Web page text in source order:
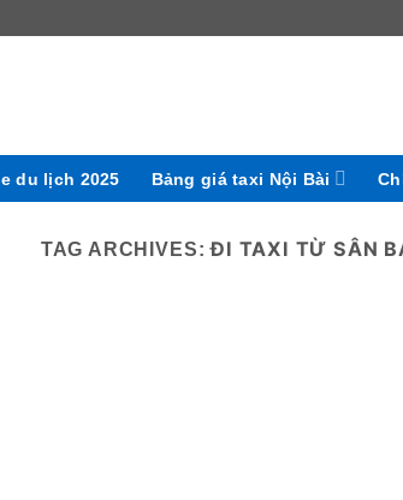
du lịch 2025 Bảng giá taxi Nội Bài
TAG ARCHIVES:ĐI TAXI TỪ SÂN